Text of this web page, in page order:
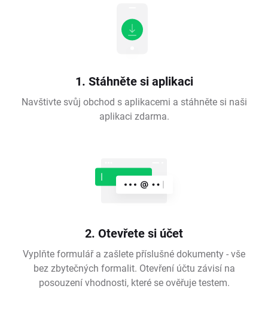
1. Stáhněte si aplikaci
Navštivte svůj obchod s aplikacemi a stáhněte si naši
aplikaci zdarma.
2. Otevřete si účet
Vyplňte formulář a zašlete příslušné dokumenty - vše
bez zbytečných formalit. Otevření účtu závisí na
posouzení vhodnosti, které se ověřuje testem.